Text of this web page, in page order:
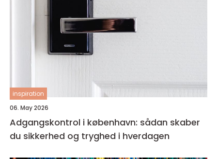
inspiration
06. May 2026
Adgangskontrol i københavn: sådan skaber
du sikkerhed og tryghed i hverdagen